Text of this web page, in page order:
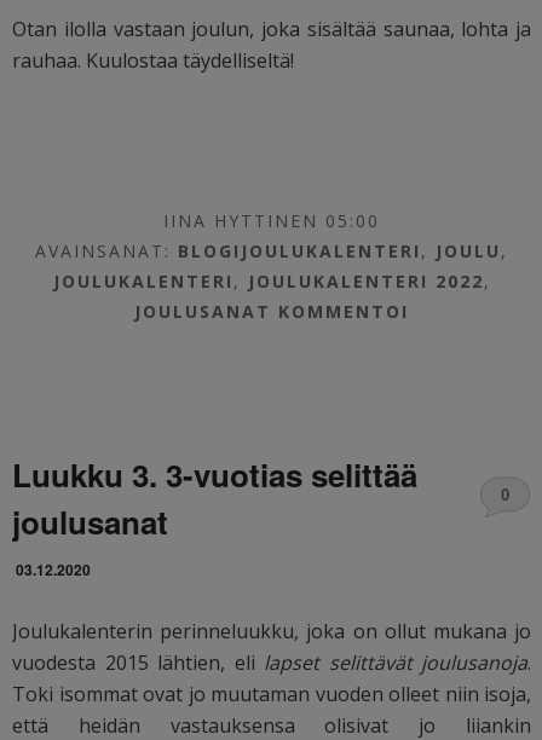
Otan ilolla vastaan joulun, joka sisältää saunaa, lohta ja
rauhaa. Kuulostaa täydelliseltä!
IINA HYTTINEN 05:00
AVAINSANAT: BLOGIJOULUKALENTERI , JOULU ,
JOULUKALENTERI , JOULUKALENTERI 2022,
JOULUSANAT KOMMENTOI
Luukku 3. 3-vuotias selittää
joulusanat
03.12.2020
0
Joulukalenterin perinneluukku, joka on ollut mukana jo
vuodesta 2015 lähtien, eli lapset selittävät joulusanoja.
Toki isommat ovat jo muutaman vuoden olleet niin isoja,
että heidän vastauksensa olisivat jo liiankin